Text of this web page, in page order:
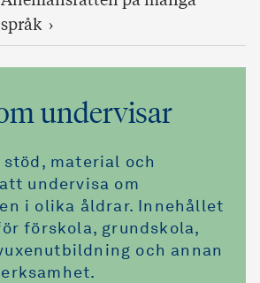
språk
undervisar
material och
undervisa om
i olika åldrar. Innehållet
förskola, grundskola,
och annan